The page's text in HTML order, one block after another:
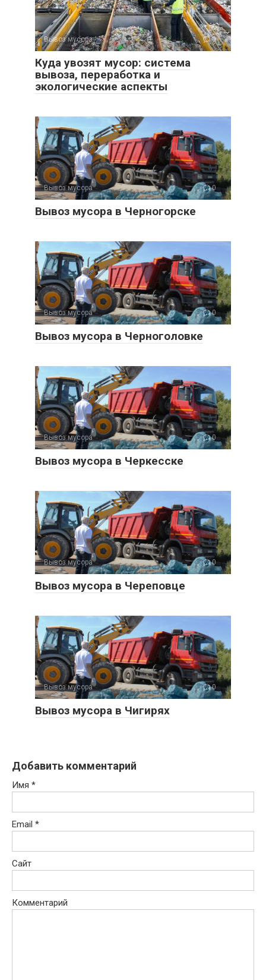
Вывоз мусора 0
Куда увозят мусор: система
вывоза, переработка и
экологические аспекты
Вывоз мусора 0
Вывоз мусора в Черногорске
Вывоз мусора 0
Вывоз мусора в Черноголовке
Вывоз мусора 0
Вывоз мусора в Черкесске
Вывоз мусора 0
Вывоз мусора в Череповце
Вывоз мусора 0
Вывоз мусора в Чигирях
Добавить комментарий
Имя *
Email *
Сайт
Комментарий